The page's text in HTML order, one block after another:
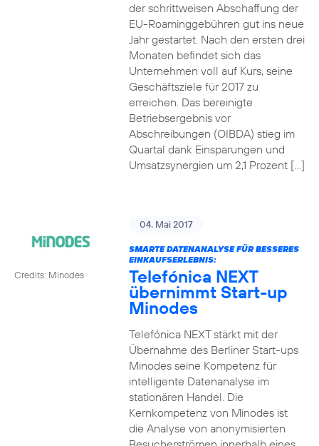
der schrittweisen Abschaffung der
EU-Roaminggebühren gut ins neue
Jahr gestartet. Nach den ersten drei
Monaten befindet sich das
Unternehmen voll auf Kurs, seine
Geschäftsziele für 2017 zu
erreichen. Das bereinigte
Betriebsergebnis vor
Abschreibungen (OIBDA) stieg im
Quartal dank Einsparungen und
Umsatzsynergien um 2,1 Prozent […]
Credits: Minodes
04. Mai 2017
SMARTE DATENANALYSE FÜR BESSERES
EINKAUFSERLEBNIS:
Telefónica NEXT
übernimmt Start-up
Minodes
Telefónica NEXT stärkt mit der
Übernahme des Berliner Start-ups
Minodes seine Kompetenz für
intelligente Datenanalyse im
stationären Handel. Die
Kernkompetenz von Minodes ist
die Analyse von anonymisierten